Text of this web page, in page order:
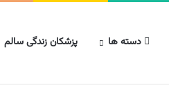
دسته ها پزشکان زندگی سالم